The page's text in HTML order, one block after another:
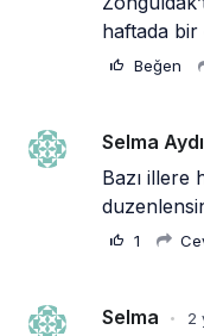
haftada bir
Beğen
Selma
Bazı illere
1
Selma • 2